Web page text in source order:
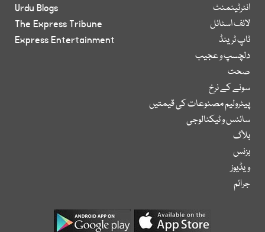
انٹرٹینمنٹ
لائف اسٹائل
ٹاپ ٹرینڈ
دلچسپ و عجیب
صحت
سونے کے نرخ
پیٹرولیم مصنوعات کی قیمتیں
سائنس و ٹیکنالوجی
بلاگ
بزنس
ویڈیوز
جرائم
Urdu Blogs
The Express Tribune
Express Entertainment